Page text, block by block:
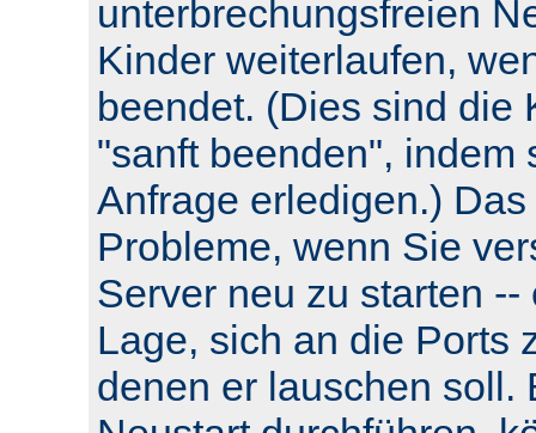
unterbrechungsfreien
Kinder weiterlaufen,
beendet. (Dies sind die
"sanft beenden", indem
Anfrage erledigen.)
Probleme, wenn Sie
Server neu zu starten
Lage, sich an die Ports
denen er lauschen soll.